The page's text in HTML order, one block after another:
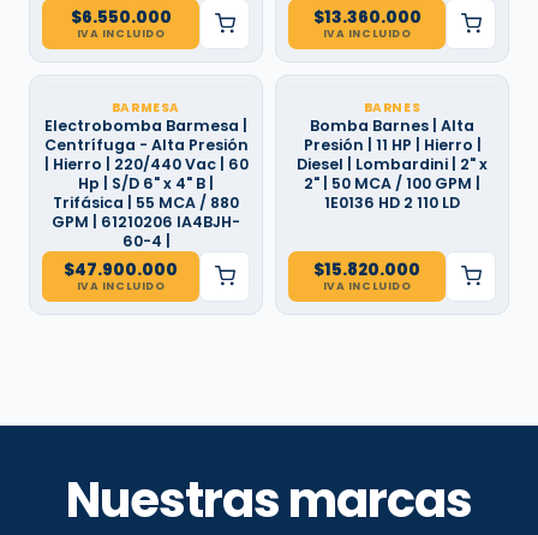
$6.550.000
IVA INCLUIDO
$13.360.000
IVA INCLUIDO
BARMESA
Electrobomba Barmesa |
Centrífuga - Alta Presión
| Hierro | 220/440 Vac | 60
Hp | S/D 6" x 4" B |
Trifásica | 55 MCA / 880
GPM | 61210206 IA4BJH-
60-4 |
$47.900.000
IVA INCLUIDO
BARNES
Bomba Barnes | Alta
Presión | 11 HP | Hierro |
Diesel | Lombardini | 2" x
2" | 50 MCA / 100 GPM |
1E0136 HD 2 110 LD
$15.820.000
IVA INCLUIDO
Nuestras marcas